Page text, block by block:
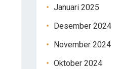
Januari 2025
Desember 2024
November 2024
Oktober 2024